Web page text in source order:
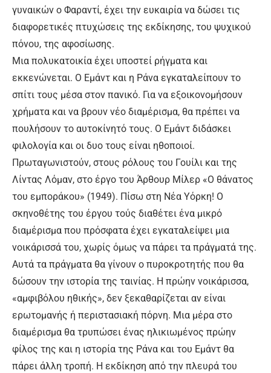
γυναικών ο Φαραντί, έχει την ευκαιρία να δώσει τις
διαφορετικές πτυχώσεις της εκδίκησης, του ψυχικού
πόνου, της αφοσίωσης.
Μια πολυκατοικία έχει υποστεί ρήγματα και
εκκενώνεται. Ο Εμάντ και η Ράνα εγκαταλείπουν το
σπίτι τους μέσα στον πανικό. Για να εξοικονομήσουν
χρήματα και να βρουν νέο διαμέρισμα, θα πρέπει να
πουλήσουν το αυτοκίνητό τους. Ο Εμάντ διδάσκει
φιλολογία και οι δυο τους είναι ηθοποιοί.
Πρωταγωνιστούν, στους ρόλους του Γουίλι και της
Λίντας Λόμαν, στο έργο του Άρθουρ Μίλερ «Ο θάνατος
του εμποράκου» (1949). Πίσω στη Νέα Υόρκη! Ο
σκηνοθέτης του έργου τούς διαθέτει ένα μικρό
διαμέρισμα που πρόσφατα έχει εγκαταλείψει μια
νοικάρισσά του, χωρίς όμως να πάρει τα πράγματά της.
Αυτά τα πράγματα θα γίνουν ο πυροκροτητής που θα
δώσουν την ιστορία της ταινίας. Η πρώην νοικάρισσα,
«αμφιβόλου ηθικής», δεν ξεκαθαρίζεται αν είναι
ερωτομανής ή περιστασιακή πόρνη. Μια μέρα στο
διαμέρισμα θα τρυπώσει ένας ηλικιωμένος πρώην
φίλος της και η ιστορία της Ράνα και του Εμάντ θα
πάρει άλλη τροπή. Η εκδίκηση από την πλευρά του